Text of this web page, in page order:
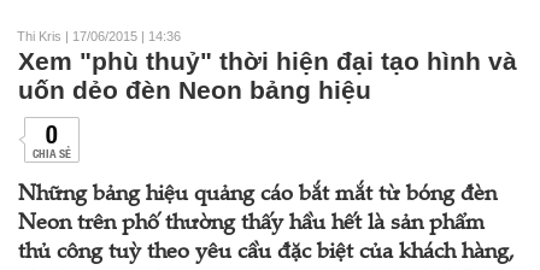
Thi Kris | 17/06/2015 | 14:36
Xem "phù thuỷ" thời hiện đại tạo hình và
uốn dẻo đèn Neon bảng hiệu
0
CHIA SẺ
Những bảng hiệu quảng cáo bắt mắt từ bóng đèn
Neon trên phố thường thấy hầu hết là sản phẩm
thủ công tuỳ theo yêu cầu đặc biệt của khách hàng,